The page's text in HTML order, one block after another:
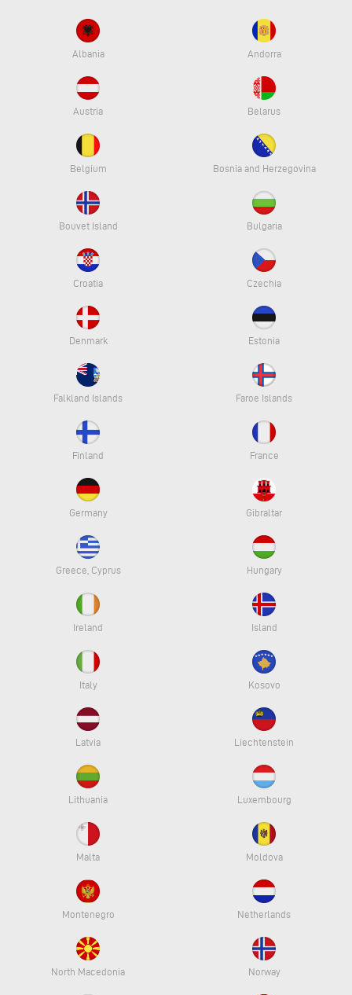
Albania Andorra
Austria Belarus
Belgium Bosnia and Herzegovina
Bouvet Island Bulgaria
Croatia Czechia
Denmark Estonia
Falkland Islands Faroe Islands
Finland France
Germany Gibraltar
Greece, Cyprus Hungary
Ireland Island
Italy Kosovo
Latvia Liechtenstein
Lithuania Luxembourg
Malta Moldova
Montenegro Netherlands
North Macedonia Norway